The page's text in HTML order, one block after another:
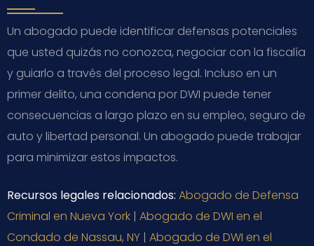
Un abogado puede identificar defensas potenciales
que usted quizás no conozca, negociar con la fiscalía
y guiarlo a través del proceso legal. Incluso en un
primer delito, una condena por DWI puede tener
consecuencias a largo plazo en su empleo, seguro de
auto y libertad personal. Un abogado puede trabajar
para minimizar estos impactos.
Recursos legales relacionados: Abogado de Defensa
Criminal en Nueva York | Abogado de DWI en el
Condado de Nassau, NY | Abogado de DWI en el